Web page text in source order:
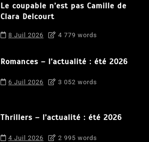
Le coupable n’est pas Camille de
Clara Delcourt
8 Juil 2026 4 779 words
Romances – l’actualité : été 2026
6 Juil 2026 3 052 words
Thrillers – l’actualité : été 2026
4 Juil 2026 2 995 words